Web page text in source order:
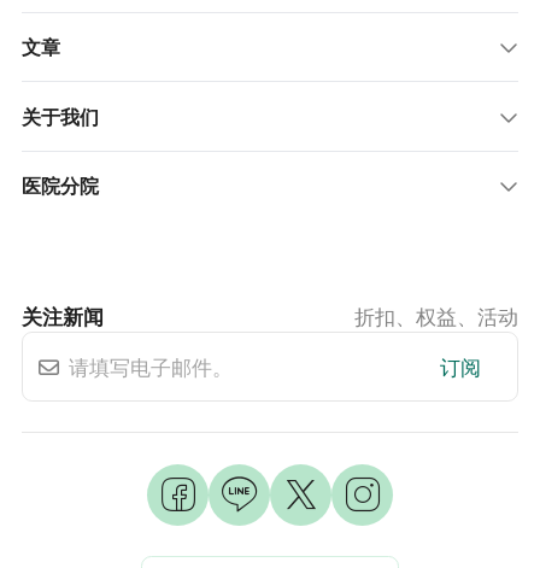
文章
关于我们
医院分院
关注新闻
折扣、权益、活动
订阅